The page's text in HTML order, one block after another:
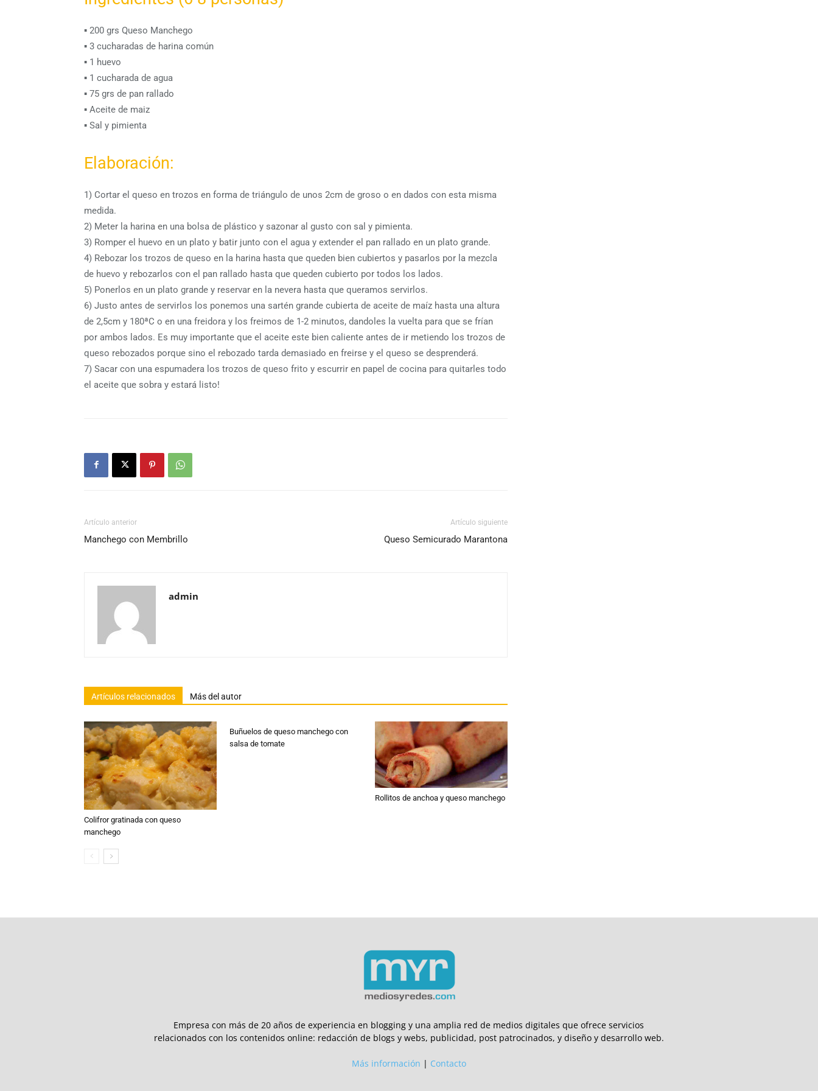
▪ 200 grs Queso Manchego
▪ 3 cucharadas de harina común
▪ 1 huevo
▪ 1 cucharada de agua
▪ 75 grs de pan rallado
▪ Aceite de maiz
▪ Sal y pimienta
Elaboración:
1) Cortar el queso en trozos en forma de triángulo de unos 2cm de groso o en dados con esta misma
medida.
2) Meter la harina en una bolsa de plástico y sazonar al gusto con sal y pimienta.
3) Romper el huevo en un plato y batir junto con el agua y extender el pan rallado en un plato grande.
4) Rebozar los trozos de queso en la harina hasta que queden bien cubiertos y pasarlos por la mezcla
de huevo y rebozarlos con el pan rallado hasta que queden cubierto por todos los lados.
5) Ponerlos en un plato grande y reservar en la nevera hasta que queramos servirlos.
6) Justo antes de servirlos los ponemos una sartén grande cubierta de aceite de maíz hasta una altura
de 2,5cm y 180ªC o en una freidora y los freimos de 1-2 minutos, dandoles la vuelta para que se frían
por ambos lados. Es muy importante que el aceite este bien caliente antes de ir metiendo los trozos de
queso rebozados porque sino el rebozado tarda demasiado en freirse y el queso se desprenderá.
7) Sacar con una espumadera los trozos de queso frito y escurrir en papel de cocina para quitarles todo
el aceite que sobra y estará listo!
Artículo anterior
Manchego con Membrillo
Artículo siguiente
Queso Semicurado Marantona
admin
Artículos relacionados Más del autor
Colifror gratinada con queso
manchego
Buñuelos de queso manchego con
salsa de tomate
Rollitos de anchoa y queso manchego
Empresa con más de 20 años de experiencia en blogging y una amplia red de medios digitales que ofrece servicios
relacionados con los contenidos online: redacción de blogs y webs, publicidad, post patrocinados, y diseño y desarrollo web.
Más información | Contacto